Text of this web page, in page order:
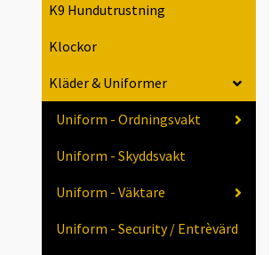
K9 Hundutrustning
Klockor
Kläder & Uniformer
Uniform - Ordningsvakt
Uniform - Skyddsvakt
Uniform - Väktare
Uniform - Security / Entrèvärd